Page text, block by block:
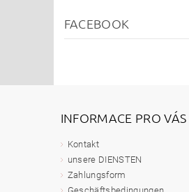
FACEBOOK
INFORMACE PRO VÁS
Kontakt
unsere DIENSTEN
Zahlungsform